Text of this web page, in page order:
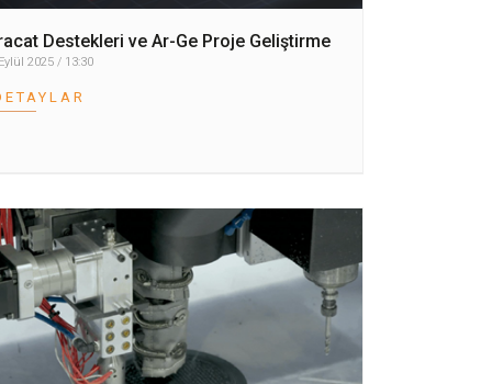
Destekleri ve Ar-Ge Proje Geliştirme
2025 / 13:30